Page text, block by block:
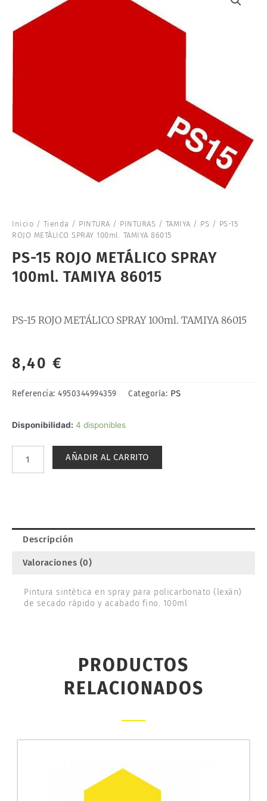
Inicio / Tienda / PINTURA / PINTURAS / TAMIYA / PS / PS-15
ROJO METÁLICO SPRAY 100ml. TAMIYA 86015
PS-15 ROJO METÁLICO SPRAY
100ml. TAMIYA 86015
PS-15 ROJO METÁLICO SPRAY 100ml. TAMIYA 86015
8,40 €
Referencia: 4950344994359 Categoría: PS
Disponibilidad: 4 disponibles
PS-
METÁLICO
cantidad
AÑADIR AL CARRITO
Descripción
Valoraciones (0)
Pintura sintética en spray para policarbonato (lexán)
de secado rápido y acabado fino. 100ml
PRODUCTOS
RELACIONADOS